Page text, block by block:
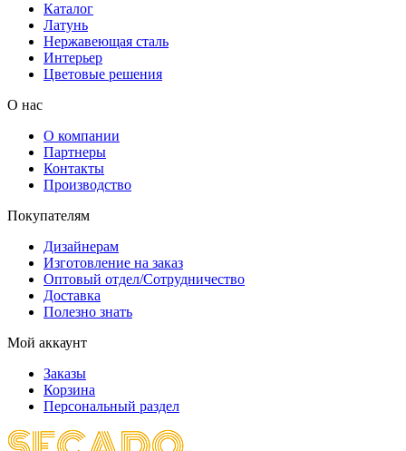
Каталог
Латунь
Нержавеющая сталь
Интерьер
Цветовые решения
О нас
О компании
Партнеры
Контакты
Производство
Покупателям
Дизайнерам
Изготовление на заказ
Оптовый отдел/Сотрудничество
Доставка
Полезно знать
Мой аккаунт
Заказы
Корзина
Персональный раздел